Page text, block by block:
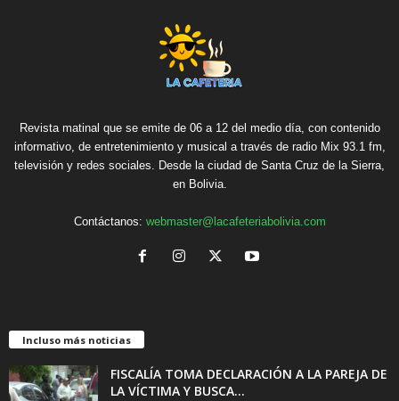
Revista matinal que se emite de 06 a 12 del medio día, con contenido
informativo, de entretenimiento y musical a través de radio Mix 93.1 fm,
televisión y redes sociales. Desde la ciudad de Santa Cruz de la Sierra,
en Bolivia.
Contáctanos: webmaster@lacafeteriabolivia.com
Incluso más noticias
FISCALÍA TOMA DECLARACIÓN A LA PAREJA DE
LA VÍCTIMA Y BUSCA...